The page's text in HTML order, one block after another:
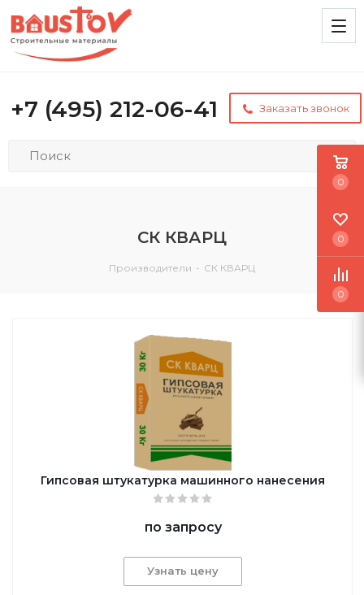
+7 (495) 212-06-41 Заказать звонок
СК КВАРЦ
Производители - СК КВАРЦ
Гипсовая штукатурка машинного нанесения
по запросу
Узнать цену
0
0
0